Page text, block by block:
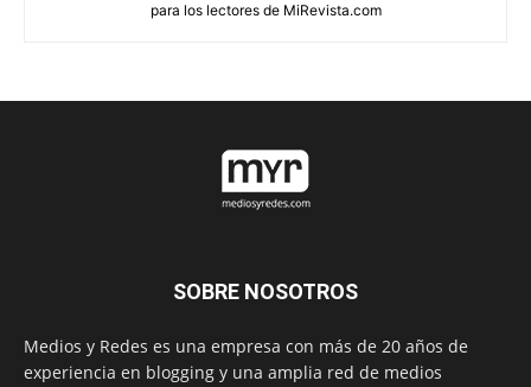
para los lectores de MiRevista.com
SOBRE NOSOTROS
Medios y Redes es una empresa con más de 20 años de
experiencia en blogging y una amplia red de medios